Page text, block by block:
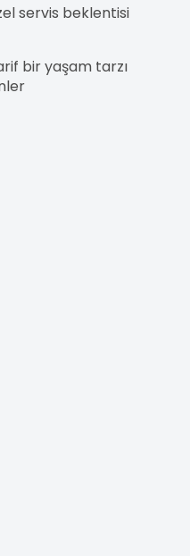
servis beklentisi
bir yaşam tarzı